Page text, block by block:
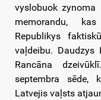
vyslobuok
memorandu,
Republikys
vaļdeibu. Daudzys
Rancāna
septembra sēde,
Latvejis vaļsts